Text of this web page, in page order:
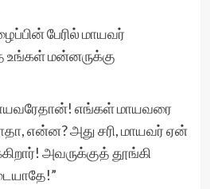
பேரில் மாயவர்
உங்கள் மன்னருக்கு
எங்கள் மாயவரை
என்ன? அது சரி, மாயவர் ஏன்
அவருக்குத் தூங்கி